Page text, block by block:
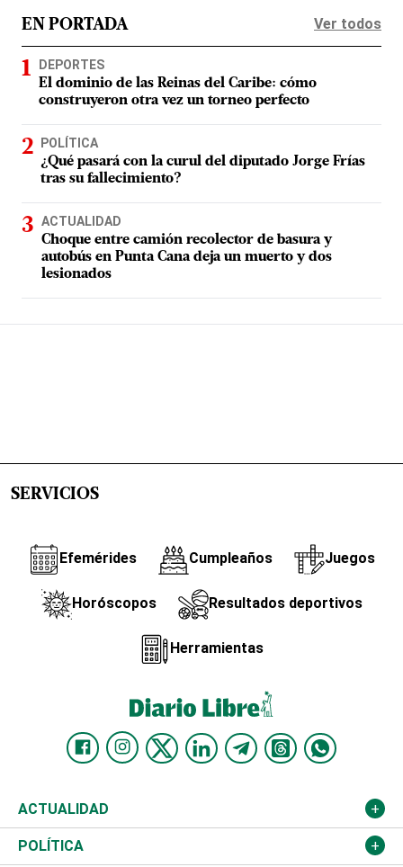
EN PORTADA Ver todos
DEPORTES
El dominio de las Reinas del Caribe: cómo
construyeron otra vez un torneo perfecto
POLÍTICA
¿Qué pasará con la curul del diputado Jorge Frías
tras su fallecimiento?
ACTUALIDAD
Choque entre camión recolector de basura y
autobús en Punta Cana deja un muerto y dos
lesionados
SERVICIOS
Efemérides Cumpleaños Juegos
Horóscopos Resultados deportivos
Herramientas
ACTUALIDAD
Nacional
POLÍTICA